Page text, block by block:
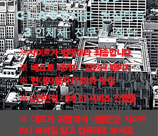
class대표 컨설턴트
3인체제 전문가 집단
※사이트가 병맛이라 죄송합니다
※ 베스트 패키지 : 얼인원 패키지
※ 현대자동차/기아차 맛집
※실전면접 대비 1:1 서비스 진행중
※ 대표가 귀찮아서 대충만든 사이트
이니 모바일 말고 컴퓨터로 보세요